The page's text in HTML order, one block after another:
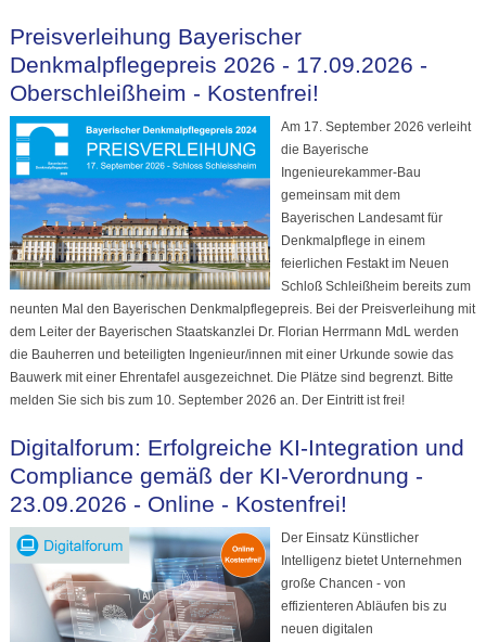
Preisverleihung Bayerischer
Denkmalpflegepreis 2026 - 17.09.2026 -
Oberschleißheim - Kostenfrei!
Am 17. September 2026 verleiht
die Bayerische
Ingenieurekammer-Bau
gemeinsam mit dem
Bayerischen Landesamt für
Denkmalpflege in einem
feierlichen Festakt im Neuen
Schloß Schleißheim bereits zum
neunten Mal den Bayerischen Denkmalpflegepreis. Bei der Preisverleihung mit
dem Leiter der Bayerischen Staatskanzlei Dr. Florian Herrmann MdL werden
die Bauherren und beteiligten Ingenieur/innen mit einer Urkunde sowie das
Bauwerk mit einer Ehrentafel ausgezeichnet. Die Plätze sind begrenzt. Bitte
melden Sie sich bis zum 10. September 2026 an. Der Eintritt ist frei!
Digitalforum: Erfolgreiche KI-Integration und
Compliance gemäß der KI-Verordnung -
23.09.2026 - Online - Kostenfrei!
Der Einsatz Künstlicher
Intelligenz bietet Unternehmen
große Chancen - von
effizienteren Abläufen bis zu
neuen digitalen